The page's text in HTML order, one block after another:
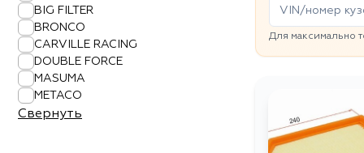
BIG FILTER
BRONCO
CARVILLE RACING
DOUBLE FORCE
MASUMA
METACO
Свернуть
Для максимально